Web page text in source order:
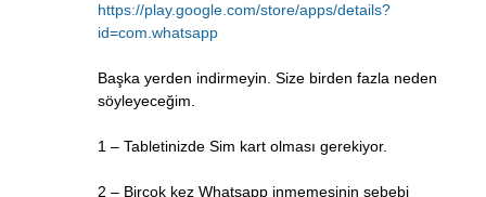
https://play.google.com/store/apps/details?
id=com.whatsapp
Başka yerden indirmeyin. Size birden fazla neden
söyleyeceğim.
1 – Tabletinizde Sim kart olması gerekiyor.
2 – Birçok kez Whatsapp inmemesinin sebebi